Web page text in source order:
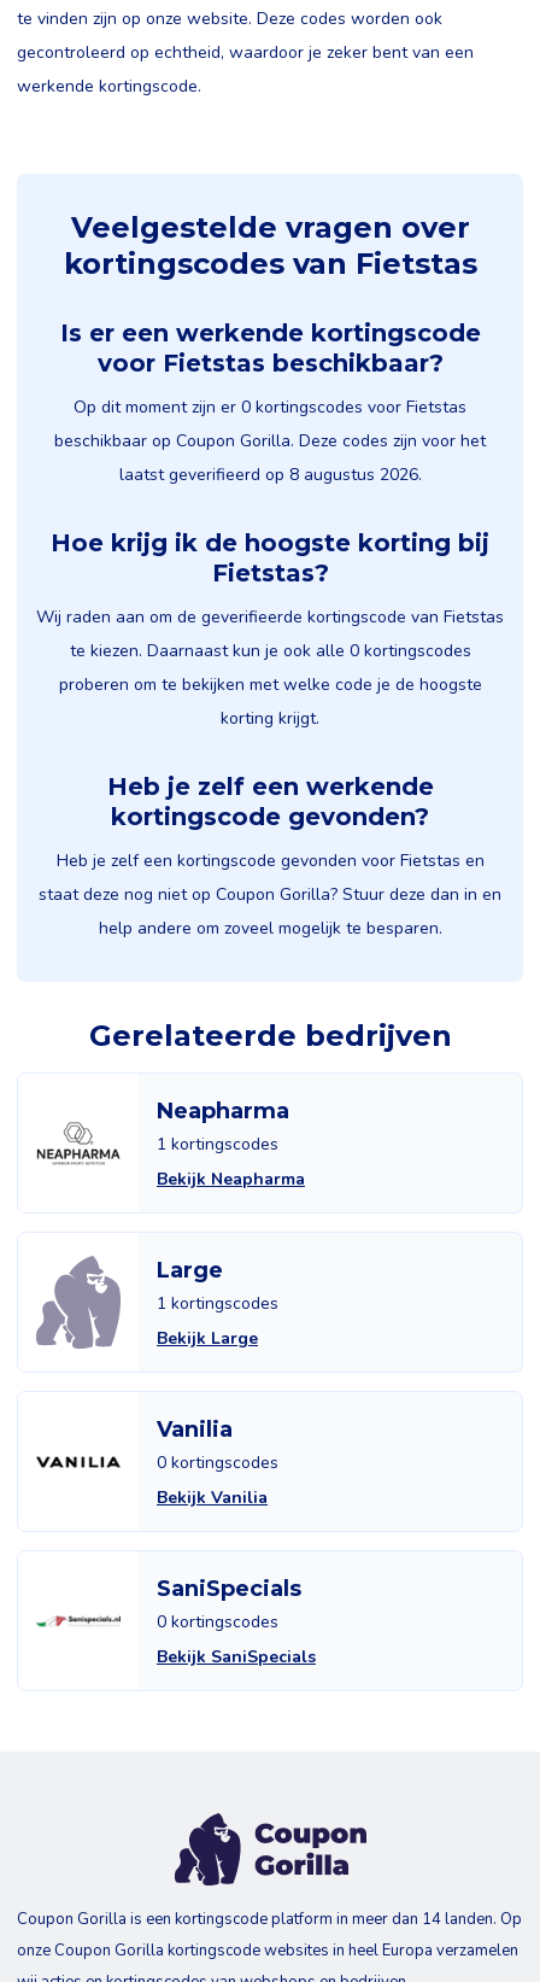
te vinden zijn op onze website. Deze codes worden ook
gecontroleerd op echtheid, waardoor je zeker bent van een
werkende kortingscode.
Veelgestelde vragen over
kortingscodes van Fietstas
Is er een werkende kortingscode
voor Fietstas beschikbaar?
Op dit moment zijn er 0 kortingscodes voor Fietstas
beschikbaar op Coupon Gorilla. Deze codes zijn voor het
laatst geverifieerd op 8 augustus 2026.
Hoe krijg ik de hoogste korting bij
Fietstas?
Wij raden aan om de geverifieerde kortingscode van Fietstas
te kiezen. Daarnaast kun je ook alle 0 kortingscodes
proberen om te bekijken met welke code je de hoogste
korting krijgt.
Heb je zelf een werkende
kortingscode gevonden?
Heb je zelf een kortingscode gevonden voor Fietstas en
staat deze nog niet op Coupon Gorilla? Stuur deze dan in en
help andere om zoveel mogelijk te besparen.
Gerelateerde bedrijven
Neapharma
1 kortingscodes
Bekijk Neapharma
Large
1 kortingscodes
Bekijk Large
Vanilia
0 kortingscodes
Bekijk Vanilia
SaniSpecials
0 kortingscodes
Bekijk SaniSpecials
Coupon Gorilla is een kortingscode platform in meer dan 14 landen. Op
onze Coupon Gorilla kortingscode websites in heel Europa verzamelen